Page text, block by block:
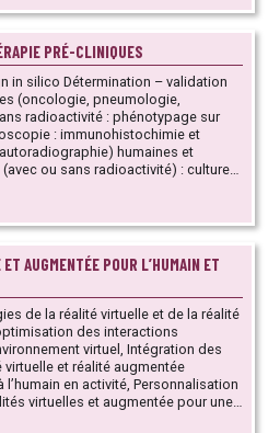
PRÉ-CLINIQUES
– validation
(oncologie, pneumologie,
radioactivité : phénotypage sur
: immunohistochimie et
humaines et
fraction immunoréactive),
marquages cellulaires
à façon de petites molécules,
radionucléides utilisés en
: ITLC,
(avec ou sans
précliniques (rats – souris :
cardiologie), injections (per os,
intra-veineuse, intra-artérielle,
SPECT, imagerie PET, imagerie CT,
optique (bioluminescence et
(interne et externe),
AUGMENTÉE POUR L’HUMAIN ET
de la réalité virtuelle et de la réalité
virtuel, Intégration des
et réalité augmentée
en activité, Personnalisation
virtuelles et augmentée pour une
des